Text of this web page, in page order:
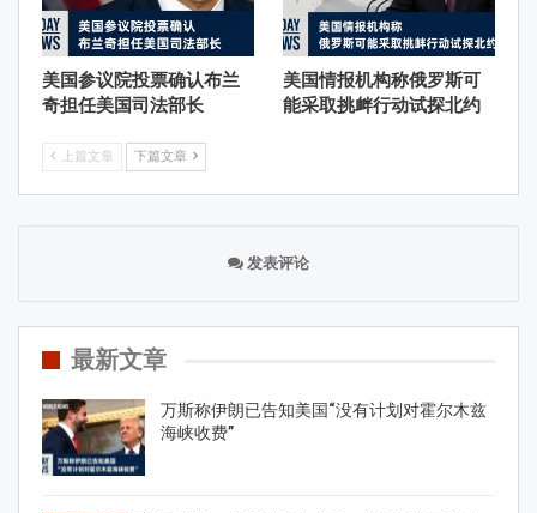
美国参议院投票确认布兰
奇担任美国司法部长
美国情报机构称俄罗斯可
能采取挑衅行动试探北约
上篇文章 下篇文章
发表评论
最新文章
万斯称伊朗已告知美国“没有计划对霍尔木兹
海峡收费”